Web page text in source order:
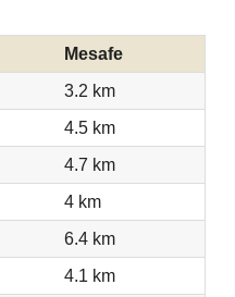
Mesafe
3.2 km
4.5 km
4.7 km
4 km
6.4 km
4.1 km